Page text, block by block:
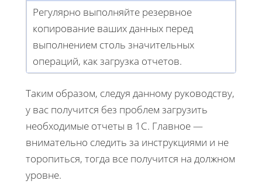
Регулярно выполняйте резервное
копирование ваших данных перед
выполнением столь значительных
операций, как загрузка отчетов.
Таким образом, следуя данному руководству,
у вас получится без проблем загрузить
необходимые отчеты в 1С. Главное —
внимательно следить за инструкциями и не
торопиться, тогда все получится на должном
уровне.